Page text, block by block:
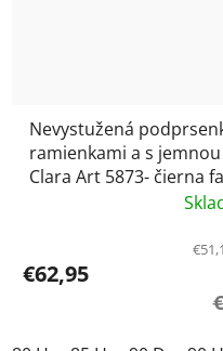
Nevystužená
ramienkami a s
Clara Art 5873- čierna
€62,95